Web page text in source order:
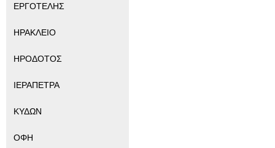
ΕΡΓΟΤΕΛΗΣ
ΗΡΑΚΛΕΙΟ
ΗΡΟΔΟΤΟΣ
ΙΕΡΑΠΕΤΡΑ
ΚΥΔΩΝ
ΟΦΗ